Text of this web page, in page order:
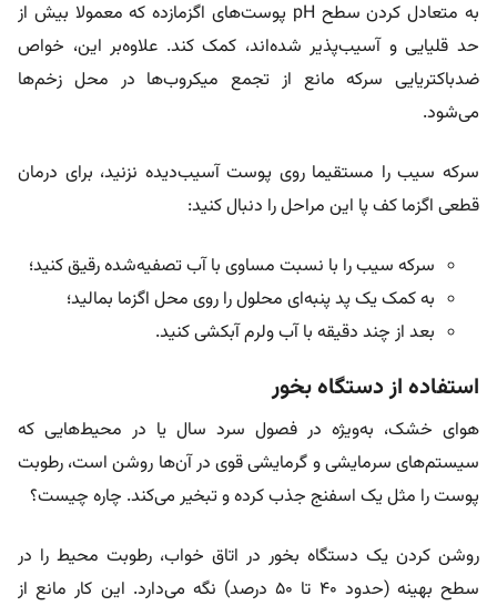
به متعادل کردن سطح pH پوست‌های اگزمازده که معمولا بیش از
حد قلیایی و آسیب‌پذیر شده‌اند، کمک کند. علاوه‌بر این، خواص
ضدباکتریایی سرکه مانع از تجمع میکروب‌ها در محل زخم‌ها
می‌شود.
سرکه سیب را مستقیما روی پوست آسیب‌دیده نزنید، برای درمان
قطعی اگزما کف پا این مراحل را دنبال کنید:
سرکه سیب را با نسبت مساوی با آب تصفیه‌شده رقیق کنید؛
به کمک یک پد پنبه‌ای محلول را روی محل اگزما بمالید؛
بعد از چند دقیقه با آب ولرم آبکشی کنید.
استفاده از دستگاه بخور
هوای خشک، به‌ویژه در فصول سرد سال یا در محیط‌هایی که
سیستم‌های سرمایشی و گرمایشی قوی در آن‌ها روشن است، رطوبت
پوست را مثل یک اسفنج جذب کرده و تبخیر می‌کند. چاره چیست؟
روشن کردن یک دستگاه بخور در اتاق خواب، رطوبت محیط را در
سطح بهینه (حدود ۴۰ تا ۵۰ درصد) نگه می‌دارد. این کار مانع از